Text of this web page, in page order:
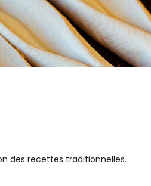
des recettes traditionnelles.